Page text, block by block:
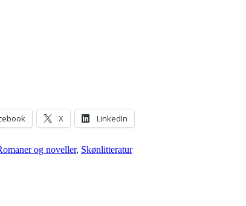
X LinkedIn
og noveller, Skønlitteratur